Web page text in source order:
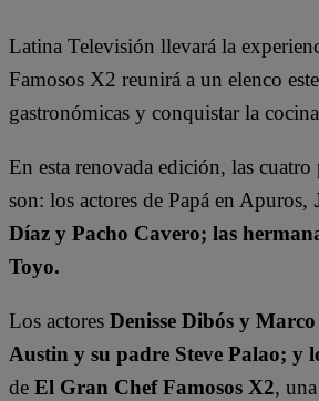
Latina Televisión llevará la
Famosos X2 reunirá a un elenco
gastronómicas y conquistar la
En esta renovada edición, las
son: los actores de Papá en Apuros,
Díaz y Pacho Cavero; las
Toyo.
Los actores Denisse Dibós y
Austin y su padre Steve Palao; y
de El Gran Chef Famosos X2,